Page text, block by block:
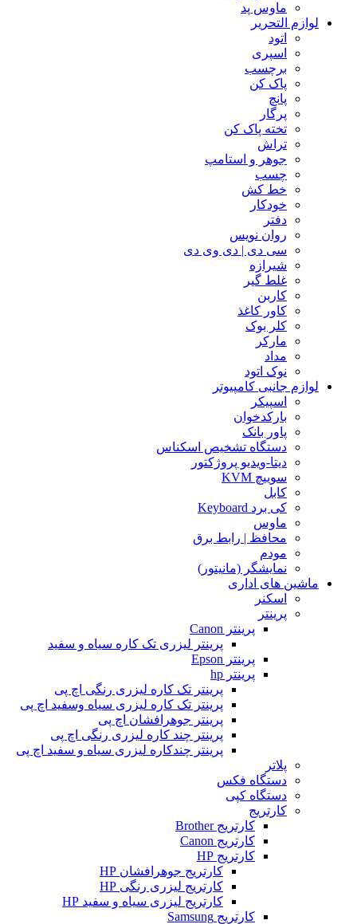
ماوس پد
لوازم التحریر
اتود
اسپری
برچسب
پاک کن
پانچ
پرگار
تخته پاک کن
تراش
جوهر و استامپ
چسب
خط کش
خودکار
دفتر
روان نویس
سی دی | دی وی دی
شیرازه
غلط گیر
کاربن
کاور کاغذ
کلر بوک
مارکر
مداد
نوک اتود
لوازم جانبی کامپیوتر
اسپیکر
بارکدخوان
پاور بانک
دستگاه تشخیص اسکناس
دیتا-ویدیو پروژکتور
سوییچ KVM
کابل
کی برد Keyboard
ماوس
محافظ | رابط برق
مودم
نمایشگر (مانیتور)
ماشین های اداری
اسکنر
پرینتر
پرینتر Canon
پرینتر لیزری تک کاره سیاه و سفید
پرینتر Epson
پرینتر hp
پرینتر تک کاره لیزری رنگی اچ پی
پرینتر تک کاره لیزری سیاه وسفید اچ پی
پرینتر جوهرافشان اچ پی
پرینتر چند کاره لیزری رنگی اچ پی
پرینتر چندکاره لیزری سیاه و سفید اچ پی
پلاتر
دستگاه فکس
دستگاه کپی
کارتریج
کارتریج Brother
کارتریج Canon
کارتریج HP
کارتریج جوهرافشان HP
کارتریج لیزری رنگی HP
کارتریج لیزری سیاه و سفید HP
کارتریج Samsung